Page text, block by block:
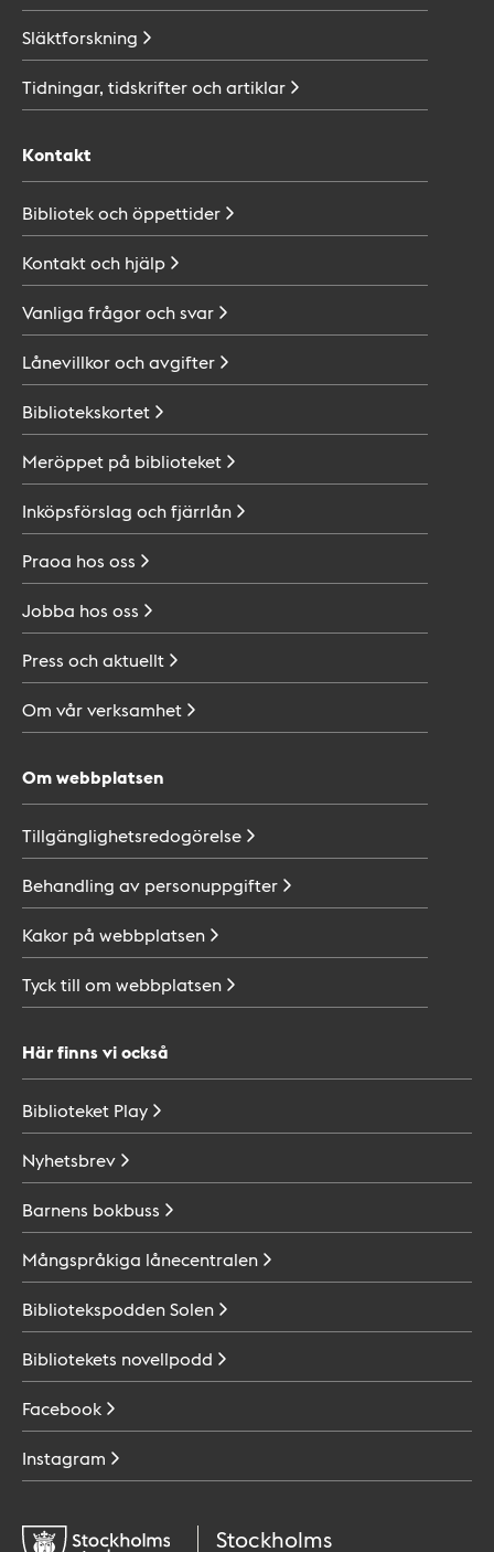
Släktforskning
Tidningar, tidskrifter ochartiklar
Kontakt
Bibliotek ochöppettider
Kontakt och hjälp
Vanliga frågor ochsvar
Lånevillkor ochavgifter
Bibliotekskortet
Meröppet på biblioteket
Inköpsförslag ochfjärrlån
Praoa hos oss
Jobba hos oss
Press ochaktuellt
Om vårverksamhet
Om webbplatsen
Tillgänglighetsredogörelse
Behandling av personuppgifter
Kakor på webbplatsen
Tyck till om webbplatsen
Här finns vi också
Biblioteket Play
Nyhetsbrev
Barnens bokbuss
Mångspråkiga lånecentralen
BibliotekspoddenSolen
Bibliotekets novellpodd
Facebook
Instagram
Stockholms